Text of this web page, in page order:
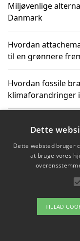
Miljøvenlige
Danmark
Hvordan
til en grønnere
Hvordan fossile
klimaforandringer
klimaændringer
Hvordan citater
Om /
Dette
Dette websted bruger
at bruge vores
TILLAD